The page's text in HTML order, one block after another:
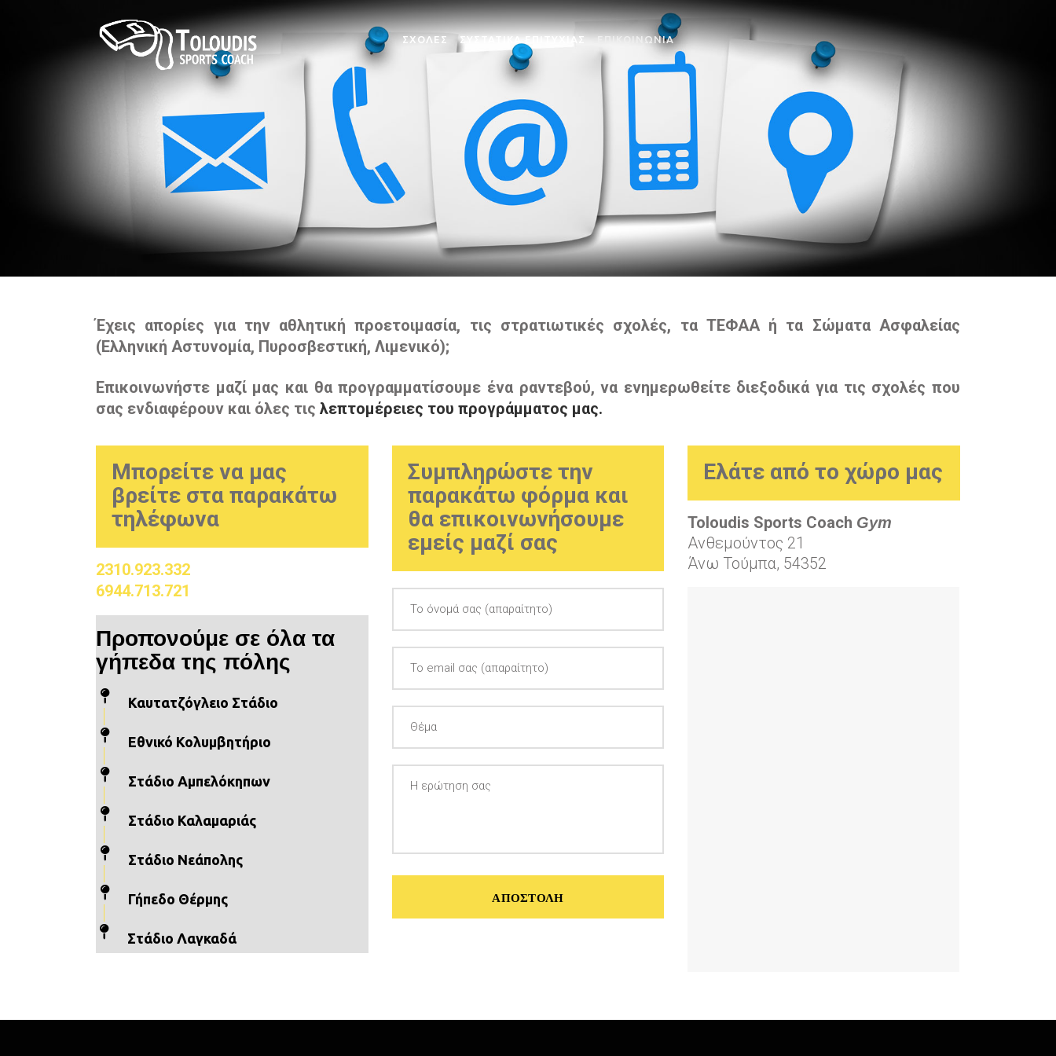
ΣΧΟΛΕΣ
ΣΧΟΛΗ ΑΞΙΩΜΑΤΙΚΩΝ
ΣΧΟΛΗ ΑΣΤΥΦΥΛΑΚΩΝ
ΣΧΟΛΗ ΔΟΚΙΜΩΝ ΣΗΜΑΙΟΦΟΡΩΝ
ΣΧΟΛΗ ΛΙΜΕΝΟΦΥΛΑΚΩΝ
ΣΧΟΛΗ ΑΝΘΥΠΟΠΥΡΑΓΩΝ
ΣΧΟΛΗ ΠΥΡΟΣΒΕΣΤΩΝ
ΑΓΩΝΙΣΜΑΤΑ / ΒΑΘΜΟΛΟΓΙΑ
ΑΓΟΡΙΩΝ
ΑΓΩΝΙΣΜΑΤΑ / ΒΑΘΜΟΛΟΓΙΑ
ΚΟΡΙΤΣΙΩΝ
ΣΥΣΤΑΤΙΚΑ ΕΠΙΤΥΧΙΑΣ ΕΠΙΚΟΙΝΩΝΙΑ
Έχεις απορίες για την αθλητική προετοιμασία, τις στρατιωτικές σχολές, τα ΤΕΦΑΑ ή τα Σώματα Ασφαλείας
(Ελληνική Αστυνομία, Πυροσβεστική, Λιμενικό);
Επικοινωνήστε μαζί μας και θα προγραμματίσουμε ένα ραντεβού, να ενημερωθείτε διεξοδικά για τις σχολές που
σας ενδιαφέρουν και όλες τις λεπτομέρειες του προγράμματος μας.
Μπορείτε να μας
βρείτε στα παρακάτω
τηλέφωνα
2310.923.332
6944.713.721
Προπονούμε σε όλα τα
γήπεδα της πόλης
Καυτατζόγλειο Στάδιο
Εθνικό Κολυμβητήριο
Στάδιο Αμπελόκηπων
Στάδιο Καλαμαριάς
Στάδιο Νεάπολης
Γήπεδο Θέρμης
Στάδιο Λαγκαδά
Συμπληρώστε την
παρακάτω φόρμα και
θα επικοινωνήσουμε
εμείς μαζί σας
Ελάτε από το χώρο μας
Toloudis Sports Coach Gym
Ανθεμούντος 21
Άνω Τούμπα, 54352